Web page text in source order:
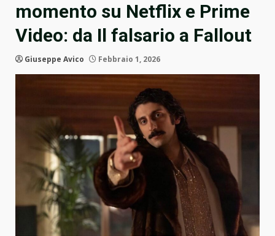
momento su Netflix e Prime
Video: da Il falsario a Fallout
Giuseppe Avico Febbraio 1, 2026